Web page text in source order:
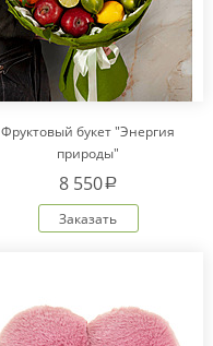
Фруктовый букет "Энергия
природы"
8 550a
Заказать